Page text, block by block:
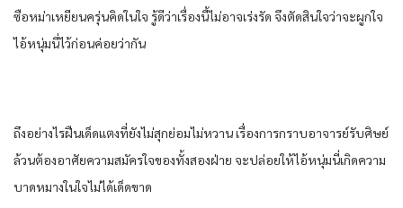
ซือ​หม่า​เหยียน​ครุ่น​คิดในใจ​ รู้ดี​ว่า​เรื่อง​นี้​ไม่อาจ​เร่งรัด​ จึงตัดสินใจ​ว่า​จะผูกใจ​
ไอ้​หนุ่ม​นี่​ไว้​ก่อน​ค่อย​ว่า​กัน​
ถึงอย่างไร​ฝืน​เด็ด​แตง​ที่​ยัง​ไม่สุก​ย่อม​ไม่หวาน​ เรื่อง​การกราบ​อาจารย์​รับ​ศิษย์​
ล้วน​ต้อง​อาศัย​ความสมัครใจ​ของ​ทั้งสองฝ่าย​ จะปล่อย​ให้​ไอ้​หนุ่ม​นี่​เกิด​ความ
บาดหมาง​ใน​ใจไม่ได้​เด็ดขาด​